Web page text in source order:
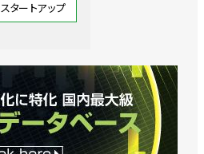
スタートアップ